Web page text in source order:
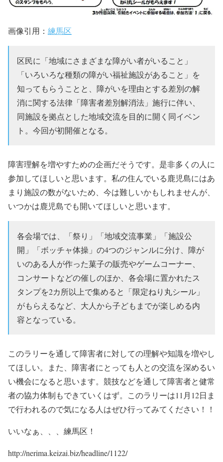
画像引用： 練馬区
区民に「地域にさまざまな障がい者がいること」
「いろいろな種類の障がい福祉施設があること」を
知ってもらうことと、障がいを理由とする差別の解
消に関する法律「障害者差別解消法」施行に伴い、
同施設を拠点とした地域交流を目的に開く同イベン
ト。今回が初開催となる。
障害理解を増やすための企画だそうです。 是非多くの人に
参加してほしいと思います。 私の住んでいる鹿児島にはあ
まり施設の数がないため、今は難しいかもしれませんが、
いつかは鹿児島でも開いてほしいと思います。
各会場では、「祭り」「地域交流事業」「施設公
開」「ボッチャ体操」の4つのジャンルに分け、障が
いのある人が作った菓子の販売やゲームコーナー、
コンサートなどの催しのほか、各会場に置かれたス
タンプを2カ所以上で集めると「限定ねり丸シール」
がもらえるなど、大人から子どもまでが楽しめる内
容となっている。
このラリーを通して障害者に対しての理解や知識を増やし
てほしい。
また、障害者にとっても人との交流を深めるい
い機会になると思います。 競技などを通して障害者と健常
者の協力体制もできていくはず。 このラリーは11月12日ま
で行われるので気になる人はぜひ行ってみてください！！
いいなぁ、、、練馬区！
http://nerima.keizai.biz/headline/1122/